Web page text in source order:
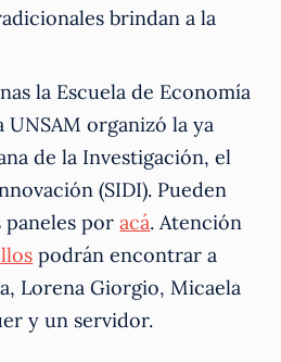
brindan a la
la Escuela de Economía
UNSAM organizó la ya
de la Investigación, el
(SIDI). Pueden
paneles poracá. Atención
podrán encontrar a
Lorena Giorgio, Micaela
y un servidor.